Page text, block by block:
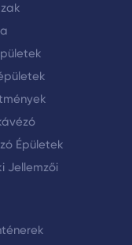
Épületek
Jellemzői